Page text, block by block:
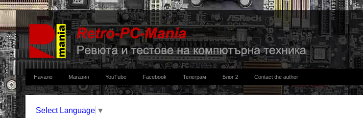
Начало Магазин YouTube Facebook Телеграм Блог 2 Contact the author
Select Language ▼